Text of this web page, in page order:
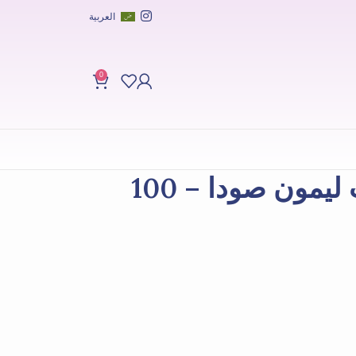
العربية
0
معجون أسنان وايت ليمون صودا – 100